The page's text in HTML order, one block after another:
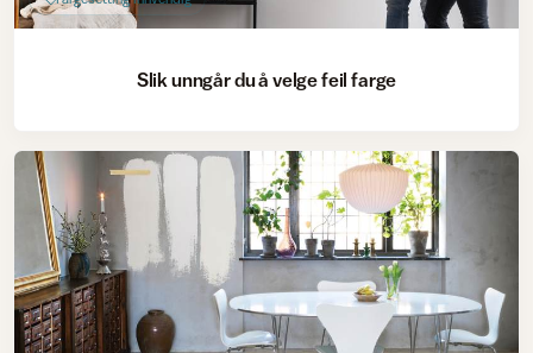
Slik unngår du å velge feil farge